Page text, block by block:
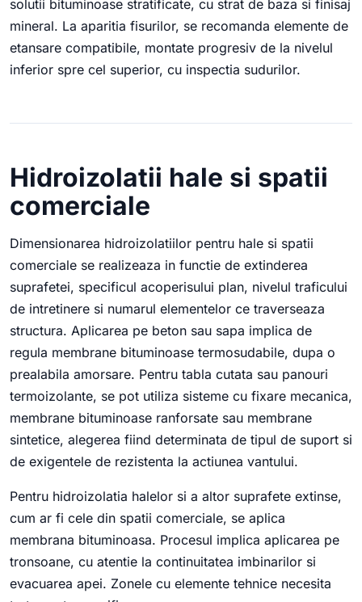
solutii bituminoase stratificate, cu strat de baza si finisaj
mineral. La aparitia fisurilor, se recomanda elemente de
etansare compatibile, montate progresiv de la nivelul
inferior spre cel superior, cu inspectia sudurilor.
Hidroizolatii hale si spatii
comerciale
Dimensionarea hidroizolatiilor pentru hale si spatii
comerciale se realizeaza in functie de extinderea
suprafetei, specificul acoperisului plan, nivelul traficului
de intretinere si numarul elementelor ce traverseaza
structura. Aplicarea pe beton sau sapa implica de
regula membrane bituminoase termosudabile, dupa o
prealabila amorsare. Pentru tabla cutata sau panouri
termoizolante, se pot utiliza sisteme cu fixare mecanica,
membrane bituminoase ranforsate sau membrane
sintetice, alegerea fiind determinata de tipul de suport si
de exigentele de rezistenta la actiunea vantului.
Pentru hidroizolatia halelor si a altor suprafete extinse,
cum ar fi cele din spatii comerciale, se aplica
membrana bituminoasa. Procesul implica aplicarea pe
tronsoane, cu atentie la continuitatea imbinarilor si
evacuarea apei. Zonele cu elemente tehnice necesita